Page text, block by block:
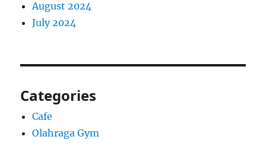
August 2024
July 2024
Categories
Cafe
Olahraga Gym